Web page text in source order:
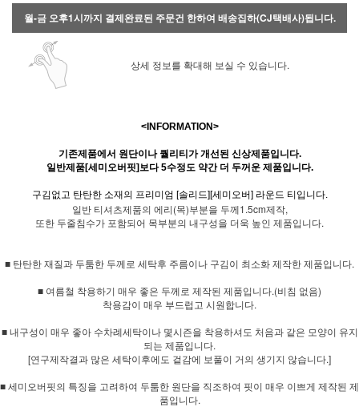
월-금 오후1시까지 결제완료된 주문건 한하여 배송집하(CJ택배사)됩니다.
상세 정보를 확대해 보실 수 있습니다.
<INFORMATION>
기존제품에서 원단이나 퀄리티가 개선된 신상제품입니다.
일반제품[세미오버핏]보다 5수정도 약간 더 두꺼운 제품입니다.
구김없고 탄탄한 소재의 프리미엄 [솔리드][세미오버] 라운드 티입니다.
일반 티셔츠제품의 에리(목)부분을 두께1.5cm제작,
또한 두줄침수가 포함되어 목부분의 내구성을 더욱 높인 제품입니다.
■ 탄탄한 재질과 두툼한 두께로 세탁후 주름이나 구김이 최소화 제작한 제품입니다.
■ 여름철 착용하기 매우 좋은 두께로 제작된 제품입니다.(비침 없음)
착용감이 매우 부드럽고 시원합니다.
■ 내구성이 매우 좋아 수차례세탁이나 몇시즌을 착용하셔도 처음과 같은 모양이 유지
되는 제품입니다.
[연구제작결과 많은 세탁이후에도 겉감에 보풀이 거의 생기지 않습니다.]
■ 세미오버핏의 특징을 고려하여 두툼한 원단을 직조하여 핏이 매우 이쁘게 제작된 제
품입니다.